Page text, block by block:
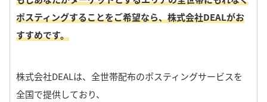
ポスティングすることをご希望なら、株式会社DEALがお
すすめです。
株式会社DEALは、全世帯配布のポスティングサービスを
全国で提供しており、